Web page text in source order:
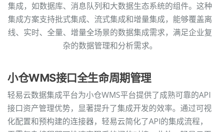
集成，如数据库、消息队列和大数据生态系统的组件。这种
集成方案支持批式集成、流式集成和增量集成，能够覆盖离
线、实时、全量、增量全场景的数据集成需求，满足企业复
杂的数据管理和分析需求。
小仓WMS接口全生命周期管理
轻易云数据集成平台为小仓WMS平台提供了成熟可靠的API
接口资产管理优势，显著提升了集成开发的效率。通过可视
化配置和预构建的连接器，轻易云简化了API的集成流程，